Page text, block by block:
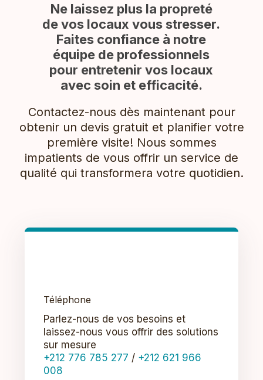
Ne laissez plus la propreté
de vos locaux vous stresser.
Faites confiance à notre
équipe de professionnels
pour entretenir vos locaux
avec soin et efficacité.
Contactez-nous dès maintenant pour
obtenir un devis gratuit et planifier votre
première visite! Nous sommes
impatients de vous offrir un service de
qualité qui transformera votre quotidien.
Téléphone
Parlez-nous de vos besoins et
laissez-nous vous offrir des solutions
sur mesure
+212 776 785 277 / +212 621 966
008